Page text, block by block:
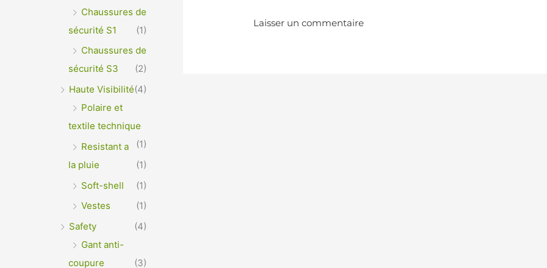
Chaussures de
sécurité S1
(1)
Chaussures de
sécurité S3
(2)
Haute Visibilité(4)
Polaire et
textile technique
(1)
Resistant a
la pluie
(1)
Soft-shell
(1)
Vestes
(1)
Safety
(4)
Gant anti-
coupure
(3)